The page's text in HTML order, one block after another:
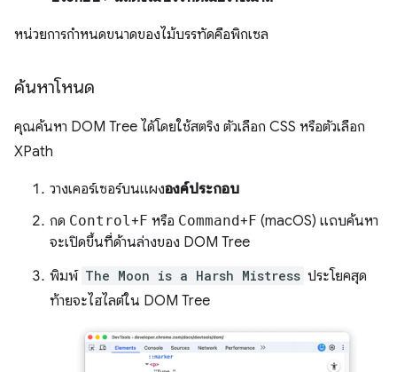
หน่วยการกำหนดขนาดของไม้บรรทัดคือพิกเซล
ค้นหาโหนด
คุณค้นหา DOM Tree ได้โดยใช้สตริง ตัวเลือก CSS หรือตัวเลือก
XPath
วางเคอร์เซอร์บนแผงองค์ประกอบ
กด Control+ F หรือ Command+ F (macOS) แถบค้นหา
จะเปิดขึ้นที่ด้านล่างของ DOM Tree
พิมพ์ The Moon is a Harsh Mistress ประโยคสุด
ท้ายจะไฮไลต์ใน DOM Tree